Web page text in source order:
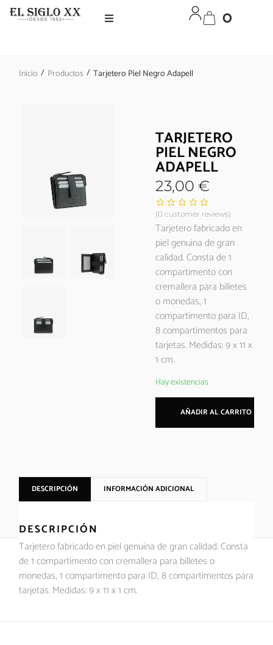
0
Inicio / Productos / Tarjetero Piel Negro Adapell
TARJETERO
PIEL NEGRO
ADAPELL
23,00€
(0 customer reviews)
Tarjetero fabricado en
piel genuina de gran
calidad. Consta de 1
compartimento con
cremallera para billetes
o monedas, 1
compartimento para ID,
8 compartimentos para
tarjetas. Medidas: 9 x 11 x
1 cm.
Hay existencias
AÑADIR AL CARRITO
DESCRIPCIÓN INFORMACIÓN ADICIONAL
DESCRIPCIÓN
Tarjetero fabricado en piel genuina de gran calidad. Consta
de 1 compartimento con cremallera para billetes o
monedas, 1 compartimento para ID, 8 compartimentos para
tarjetas. Medidas: 9 x 11 x 1 cm.